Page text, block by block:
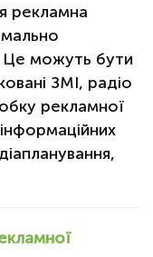
рекламна
Це можуть бути
ЗМІ, радіо
рекламної